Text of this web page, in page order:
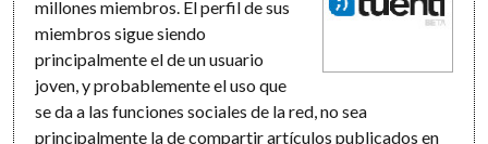
millones miembros. El perfil de sus
miembros sigue siendo
principalmente el de un usuario
joven, y probablemente el uso que
se da a las funciones sociales de la red, no sea
principalmente la de compartir artículos publicados en